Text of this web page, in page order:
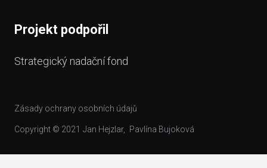
Projekt podpořil
Strategický nadační fond
Copyright © 2021 Jan Hejzlar, Pavlína Bujoková
Zásady ochrany osobních údajů